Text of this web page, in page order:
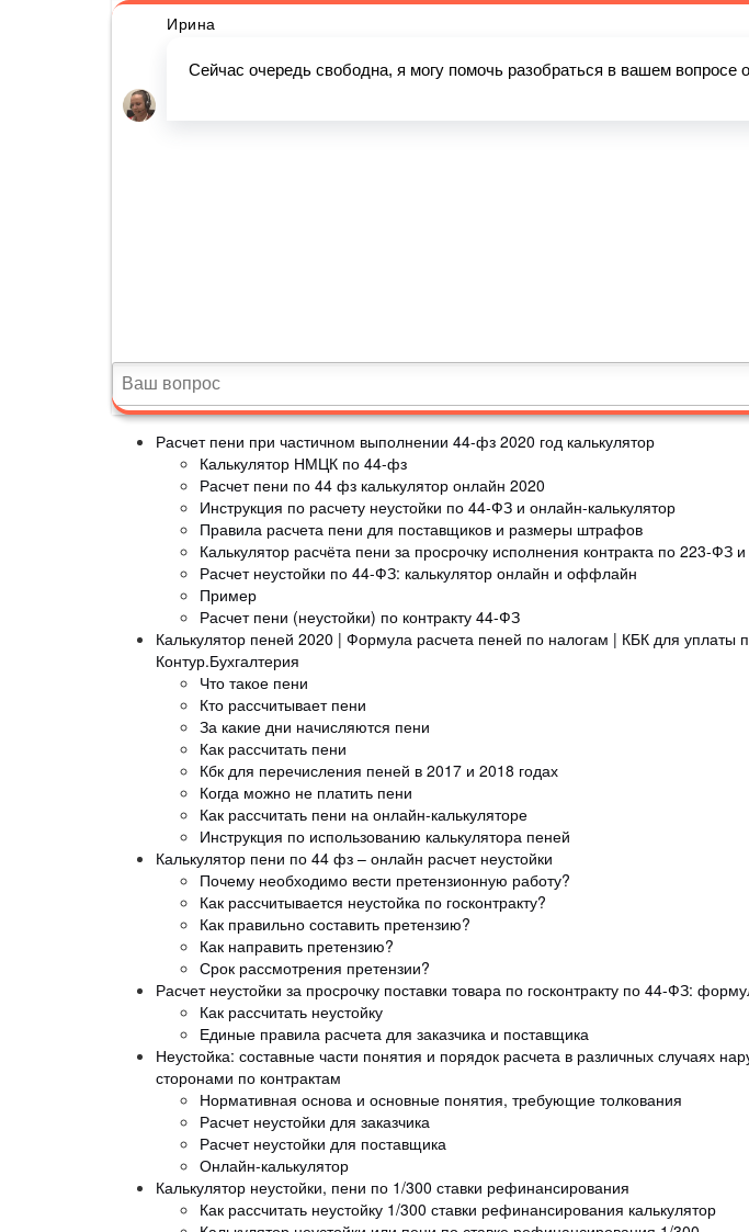
Расчет пени при частичном выполнении 44-фз 2020 год калькулятор
Калькулятор НМЦК по 44-фз
Расчет пени по 44 фз калькулятор онлайн 2020
Инструкция по расчету неустойки по 44-ФЗ и онлайн-калькулятор
Правила расчета пени для поставщиков и размеры штрафов
Калькулятор расчёта пени за просрочку исполнения контракта по 223-ФЗ
Расчет неустойки по 44-ФЗ: калькулятор онлайн и оффлайн
Пример
Расчет пени (неустойки) по контракту 44-ФЗ
Калькулятор пеней 2020 | Формула расчета пеней по налогам | КБК для уплаты
Контур.Бухгалтерия
Что такое пени
Кто рассчитывает пени
За какие дни начисляются пени
Как рассчитать пени
Кбк для перечисления пеней в 2017 и 2018 годах
Когда можно не платить пени
Как рассчитать пени на онлайн-калькуляторе
Инструкция по использованию калькулятора пеней
Калькулятор пени по 44 фз – онлайн расчет неустойки
Почему необходимо вести претензионную работу?
Как рассчитывается неустойка по госконтракту?
Как правильно составить претензию?
Как направить претензию?
Срок рассмотрения претензии?
Расчет неустойки за просрочку поставки товара по госконтракту по 44-ФЗ:
Как рассчитать неустойку
Единые правила расчета для заказчика и поставщика
Неустойка: составные части понятия и порядок расчета в различных случаях
сторонами по контрактам
Нормативная основа и основные понятия, требующие толкования
Расчет неустойки для заказчика
Расчет неустойки для поставщика
Онлайн-калькулятор
Калькулятор неустойки, пени по 1/300 ставки рефинансирования
Как рассчитать неустойку 1/300 ставки рефинансирования калькулятор